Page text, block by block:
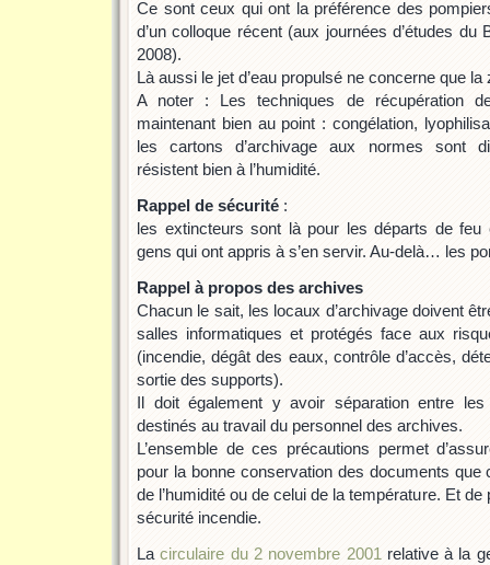
Ce sont ceux qui ont la préférence des
d’un colloque récent (aux journées d’études
2008).
Là aussi le jet d’eau propulsé ne concerne que la
A noter : Les techniques de récupération
maintenant bien au point : congélation,
les cartons d’archivage aux normes sont
résistent bien à l’humidité.
Rappel de sécurité :
les extincteurs sont là pour les départs de
gens qui ont appris à s’en servir. Au-delà… les
Rappel à propos des archives
Chacun le sait, les locaux d’archivage doivent
salles informatiques et protégés face aux
(incendie, dégât des eaux, contrôle d’accès,
sortie des supports).
Il doit également y avoir séparation entre
destinés au travail du personnel des archives.
L’ensemble de ces précautions permet
pour la bonne conservation des documents que
de l’humidité ou de celui de la température. Et
sécurité incendie.
Lacirculaire du 2 novembre 2001 relative à la